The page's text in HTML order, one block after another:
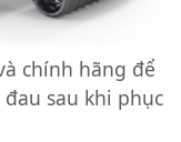
chính hãng để
sau khi phục